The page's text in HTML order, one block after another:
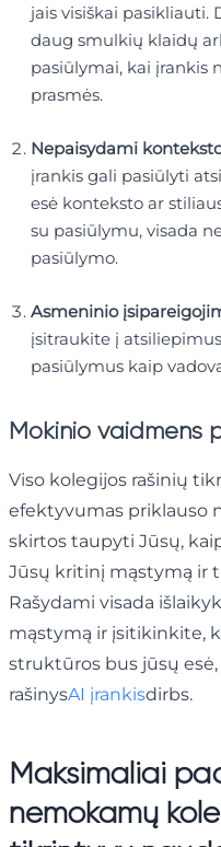
jais visiškai pasikliauti.
daug smulkių klaidų
pasiūlymai, kai įrankis
prasmės.
Nepaisydami
įrankis gali pasiūlyti
esė konteksto ar
su pasiūlymu, visada
pasiūlymo.
Asmeninio
įsitraukite į
pasiūlymus kaip
Mokinio vaidmens
Viso kolegijos rašinių
efektyvumas priklauso
skirtos taupyti Jūsų,
Jūsų kritinį mąstymą ir
Rašydami visada
mąstymą ir įsitikinkite,
struktūros bus jūsų
rašinysAI įrankisdirbs.
Maksimaliai
nemokamų